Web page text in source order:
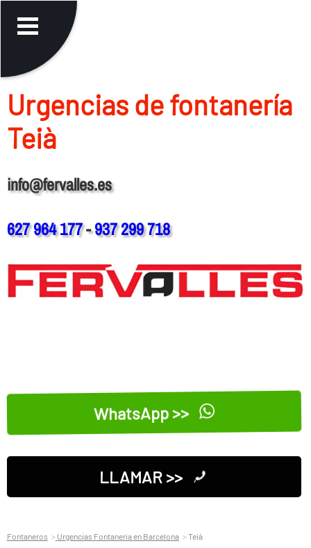
Urgencias de fontanerí­a
Teià
info@fervalles.es
627 964 177-937 299 718
WhatsApp >>
LLAMAR >>
Fontaneros Urgencias Fontaneria en Barcelona Teià